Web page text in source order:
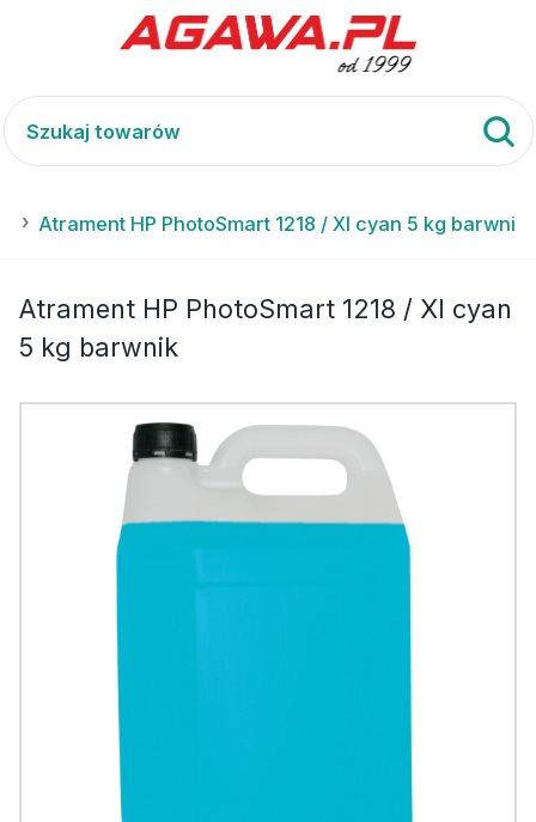
Atrament HP PhotoSmart 1218 / XI cyan 5 kg barwnik
Atrament HP PhotoSmart 1218 / XI cyan
5 kg barwnik